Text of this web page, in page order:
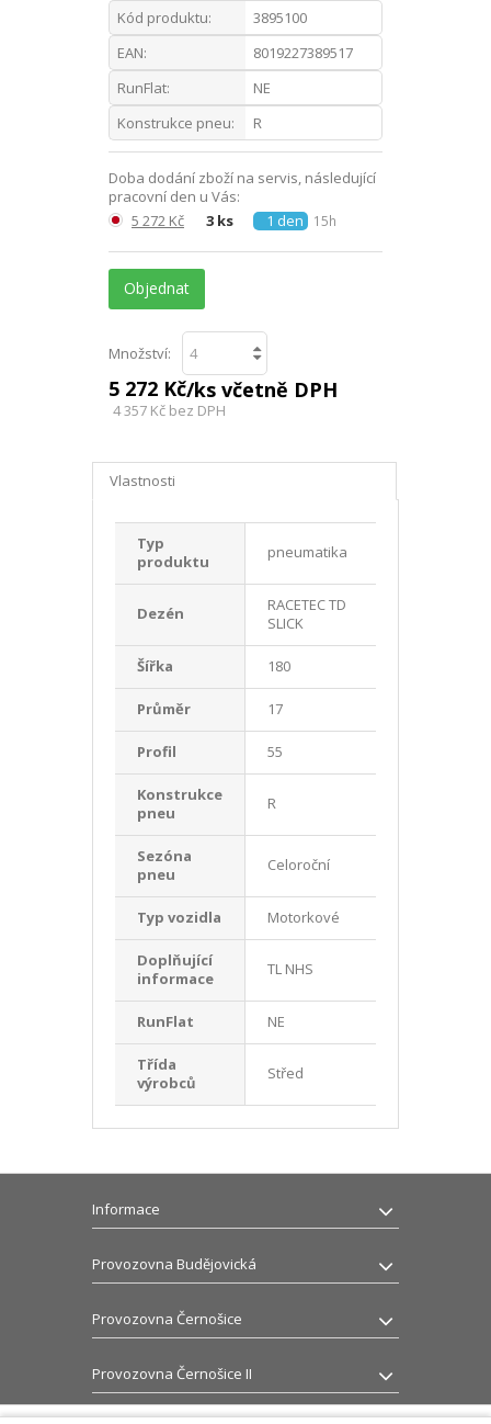
Kód produktu:
3895100
EAN:
8019227389517
RunFlat:
NE
Konstrukce pneu:
R
Doba dodání zboží na servis, následující
pracovní den u Vás:
5 272 Kč
3 ks 1 den 15h
Objednat
Množství:
5 272 Kč/ks včetně DPH
4 357 Kč bez DPH
Vlastnosti
Typ
produktu
pneumatika
Dezén
RACETEC TD
SLICK
Šířka 180
Průměr 17
Profil 55
Konstrukce
pneu
R
Sezóna
pneu
Celoroční
Typ vozidla Motorkové
Doplňující
informace
TL NHS
RunFlat NE
Třída
výrobců
Střed
Informace
Provozovna Budějovická
Provozovna Černošice
Provozovna Černošice II